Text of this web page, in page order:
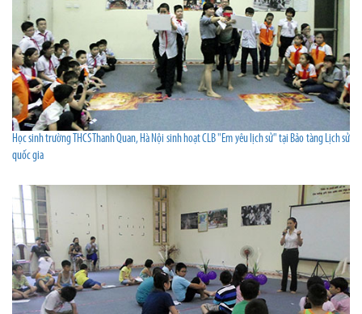
Học sinh trường THCS Thanh Quan, Hà Nội sinh hoạt CLB "Em yêu lịch sử" tại Bảo tàng Lịch sử
quốc gia